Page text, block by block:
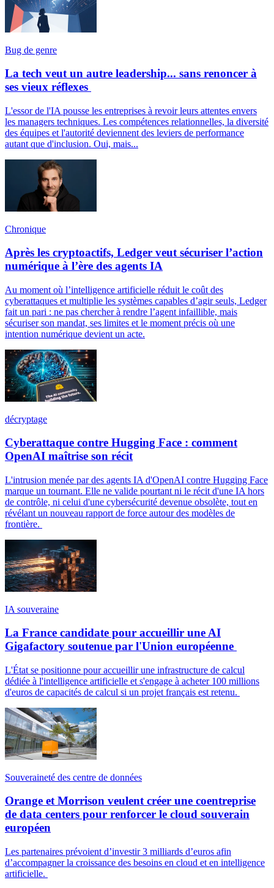
Bug de genre
La tech veut un autre leadership... sans renoncer à
ses vieux réflexes
L'essor de l'IA pousse les entreprises à revoir leurs attentes envers
les managers techniques. Les compétences relationnelles, la diversité
des équipes et l'autorité deviennent des leviers de performance
autant que d'inclusion. Oui, mais...
Chronique
Après les cryptoactifs, Ledger veut sécuriser l’action
numérique à l’ère des agents IA
Au moment où l’intelligence artificielle réduit le coût des
cyberattaques et multiplie les systèmes capables d’agir seuls, Ledger
fait un pari : ne pas chercher à rendre l’agent infaillible, mais
sécuriser son mandat, ses limites et le moment précis où une
intention numérique devient un acte.
décryptage
Cyberattaque contre Hugging Face : comment
OpenAI maîtrise son récit
L'intrusion menée par des agents IA d'OpenAI contre Hugging Face
marque un tournant. Elle ne valide pourtant ni le récit d'une IA hors
de contrôle, ni celui d'une cybersécurité devenue obsolète, tout en
révélant un nouveau rapport de force autour des modèles de
frontière.
IA souveraine
La France candidate pour accueillir une AI
Gigafactory soutenue par l'Union européenne
L'État se positionne pour accueillir une infrastructure de calcul
dédiée à l'intelligence artificielle et s'engage à acheter 100 millions
d'euros de capacités de calcul si un projet français est retenu.
Souveraineté des centre de données
Orange et Morrison veulent créer une coentreprise
de data centers pour renforcer le cloud souverain
européen
Les partenaires prévoient d’investir 3 milliards d’euros afin
d’accompagner la croissance des besoins en cloud et en intelligence
artificielle.